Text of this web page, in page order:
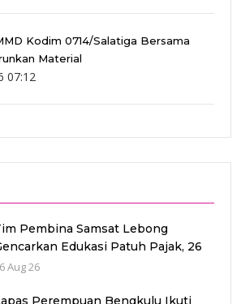
Kodim 0714/Salatiga Bersama
Material
07:12
Pembina Samsat Lebong
Edukasi Patuh Pajak, 26
Langsung Bayar di Lokasi
Aug 26
Perempuan Bengkulu Ikuti